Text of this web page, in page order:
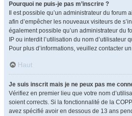
Pourquoi ne puis-je pas m’inscrire ?
Il est possible qu’un administrateur du forum
afin d’empêcher les nouveaux visiteurs de
également possible qu’un administrateur du
IP ou interdit l’utilisation du nom d’utilisateur
Pour plus d’informations, veuillez contacter
Haut
Je suis inscrit mais je ne peux pas me
Vérifiez en premier lieu que votre nom
soient corrects. Si la fonctionnalité de la
avez spécifié avoir en dessous de 13 ans